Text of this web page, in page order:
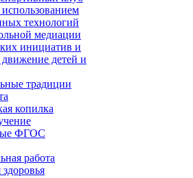
технологий
медиации
инициатив и
движение детей и
традиции
копилка
ФГОС
работа